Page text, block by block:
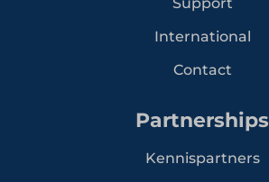
International
Contact
Partnerships
Kennispartners